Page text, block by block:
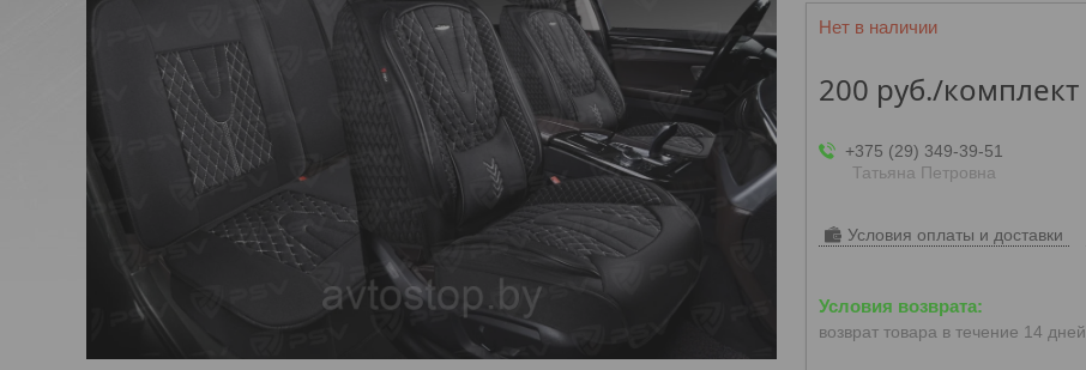
Нет в наличии
200 руб./комплект
+375 (29) 349-39-51
Татьяна Петровна
Условия оплаты и доставки
возврат товара в течение 14 дней